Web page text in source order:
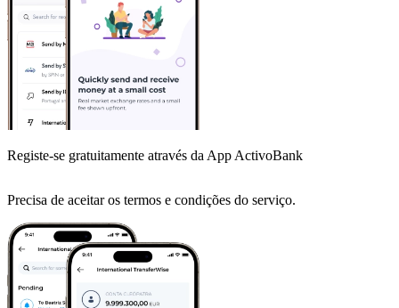
Registe-se gratuitamente através da App ActivoBank
Precisa de aceitar os termos e condições do serviço.